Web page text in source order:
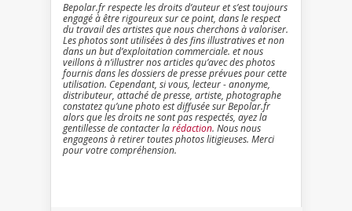
Bepolar.fr respecte les droits d’auteur et s’est toujours
engagé à être rigoureux sur ce point, dans le respect
du travail des artistes que nous cherchons à valoriser.
Les photos sont utilisées à des fins illustratives et non
dans un but d’exploitation commerciale. et nous
veillons à n’illustrer nos articles qu’avec des photos
fournis dans les dossiers de presse prévues pour cette
utilisation. Cependant, si vous, lecteur - anonyme,
distributeur, attaché de presse, artiste, photographe
constatez qu’une photo est diffusée sur Bepolar.fr
alors que les droits ne sont pas respectés, ayez la
gentillesse de contacter larédaction. Nous nous
engageons à retirer toutes photos litigieuses. Merci
pour votre compréhension.